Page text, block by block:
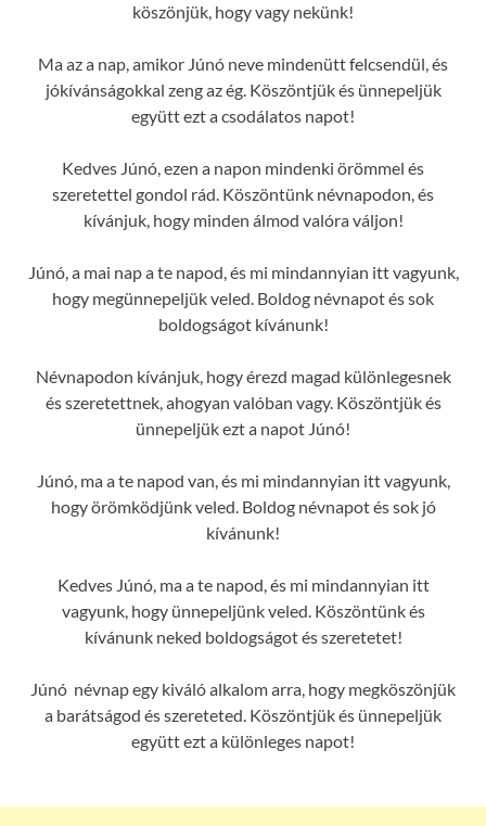
köszönjük, hogy vagy nekünk!
Ma az a nap, amikor Júnó neve mindenütt felcsendül, és
jókívánságokkal zeng az ég. Köszöntjük és ünnepeljük
együtt ezt a csodálatos napot!
Kedves Júnó, ezen a napon mindenki örömmel és
szeretettel gondol rád. Köszöntünk névnapodon, és
kívánjuk, hogy minden álmod valóra váljon!
Júnó, a mai nap a te napod, és mi mindannyian itt vagyunk,
hogy megünnepeljük veled. Boldog névnapot és sok
boldogságot kívánunk!
Névnapodon kívánjuk, hogy érezd magad különlegesnek
és szeretettnek, ahogyan valóban vagy. Köszöntjük és
ünnepeljük ezt a napot Júnó!
Júnó, ma a te napod van, és mi mindannyian itt vagyunk,
hogy örömködjünk veled. Boldog névnapot és sok jó
kívánunk!
Kedves Júnó, ma a te napod, és mi mindannyian itt
vagyunk, hogy ünnepeljünk veled. Köszöntünk és
kívánunk neked boldogságot és szeretetet!
Júnó névnap egy kiváló alkalom arra, hogy megköszönjük
a barátságod és szereteted. Köszöntjük és ünnepeljük
együtt ezt a különleges napot!